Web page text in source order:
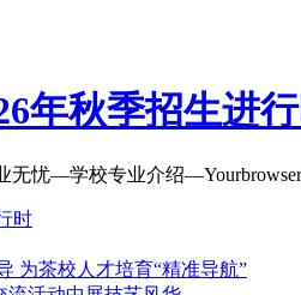
年秋季招生进
忧—学校专业介绍
时
为茶校人才培育“精准导航”